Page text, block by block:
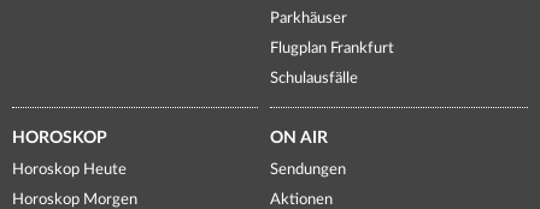
Parkhäuser
Flugplan Frankfurt
Schulausfälle
HOROSKOP
Horoskop Heute
Horoskop Morgen
ON AIR
Sendungen
Aktionen